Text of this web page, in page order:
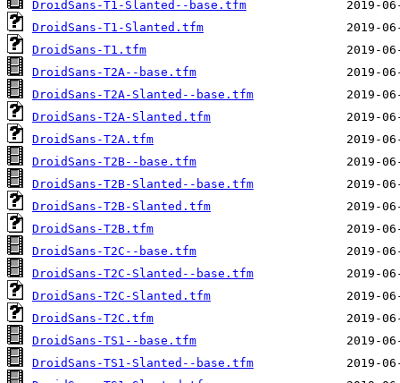
DroidSans-T1-Slanted--base.tfm
DroidSans-T1-Slanted.tfm
DroidSans-T1.tfm
DroidSans-T2A--base.tfm
DroidSans-T2A-Slanted--base.tfm
DroidSans-T2A-Slanted.tfm
DroidSans-T2A.tfm
DroidSans-T2B--base.tfm
DroidSans-T2B-Slanted--base.tfm
DroidSans-T2B-Slanted.tfm
DroidSans-T2B.tfm
DroidSans-T2C--base.tfm
DroidSans-T2C-Slanted--base.tfm
DroidSans-T2C-Slanted.tfm
DroidSans-T2C.tfm
DroidSans-TS1--base.tfm
DroidSans-TS1-Slanted--base.tfm